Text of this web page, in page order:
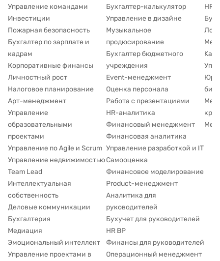
Управление командами
Инвестиции
Пожарная безопасность
Бухгалтер по зарплате и
кадрам
Корпоративные финансы
Личностный рост
Налоговое планирование
Арт-менеджмент
Управление
образовательными
проектами
Управление по Agile и Scrum
Управление недвижимостью
Team Lead
Интеллектуальная
собственность
Деловые коммуникации
Бухгалтерия
Медиация
Эмоциональный интеллект
Управление проектами в
Бухгалтер-калькулятор
Управление в дизайне
Музыкальное
продюсирование
Бухгалтер бюджетного
учреждения
Event-менеджмент
Оценка персонала
Работа с презентациями
HR-аналитика
Финансовый менеджмент
Финансовая аналитика
Управление разработкой и IT
Самооценка
Финансовое моделирование
Product-менеджмент
Аналитика для
руководителей
Бухучет для руководителей
HR BP
Финансы для руководителей
Операционный менеджмент
HR